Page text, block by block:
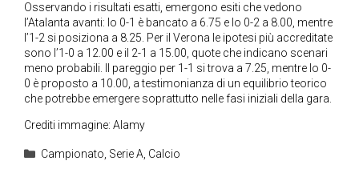
Osservando i risultati esatti, emergono esiti che vedono
l’Atalanta avanti: lo 0-1 è bancato a 6.75 e lo 0-2 a 8.00, mentre
l’1-2 si posiziona a 8.25. Per il Verona le ipotesi più accreditate
sono l’1-0 a 12.00 e il 2-1 a 15.00, quote che indicano scenari
meno probabili. Il pareggio per 1-1 si trova a 7.25, mentre lo 0-
0 è proposto a 10.00, a testimonianza di un equilibrio teorico
che potrebbe emergere soprattutto nelle fasi iniziali della gara.
Crediti immagine: Alamy
Categorie
Campionato, Serie A, Calcio